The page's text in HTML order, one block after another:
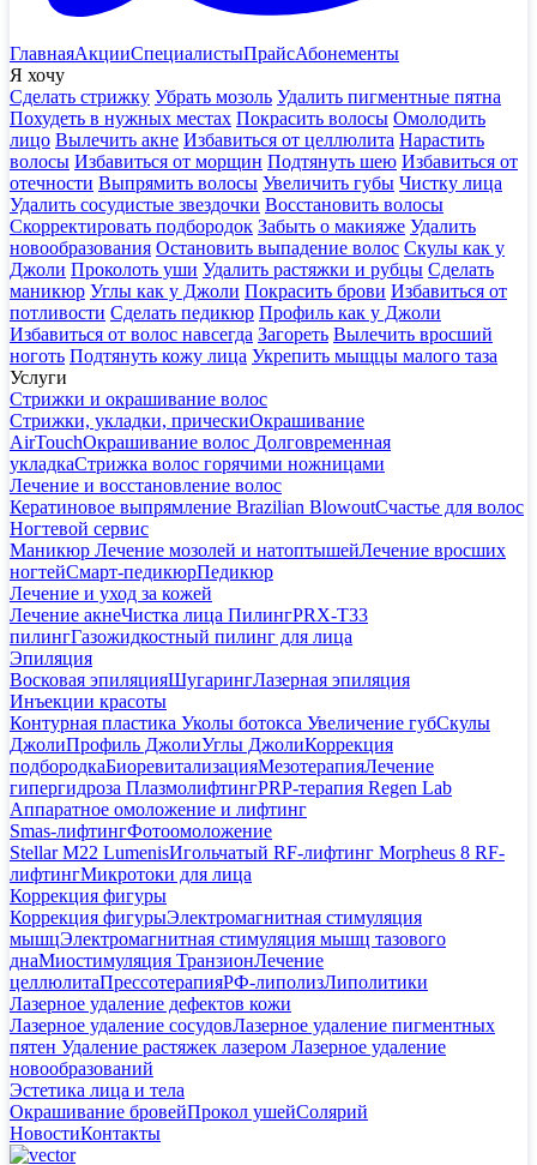
ГлавнаяАкцииСпециалистыПрайсАбонементы
Я хочу
Сделать стрижку Убрать мозоль Удалить пигментные пятна
Похудеть в нужных местах Покрасить волосы Омолодить
лицо Вылечить акне Избавиться от целлюлита Нарастить
волосы Избавиться от морщин Подтянуть шею Избавиться от
отечности Выпрямить волосы Увеличить губы Чистку лица
Удалить сосудистые звездочки Восстановить волосы
Скорректировать подбородок Забыть о макияже Удалить
новообразования Остановить выпадение волос Скулы как у
Джоли Проколоть уши Удалить растяжки и рубцы Сделать
маникюр Углы как у Джоли Покрасить брови Избавиться от
потливости Сделать педикюр Профиль как у Джоли
Избавиться от волос навсегда Загореть Вылечить вросший
ноготь Подтянуть кожу лица Укрепить мыщцы малого таза
Услуги
Стрижки и окрашивание волос
Стрижки, укладки, прическиОкрашивание
AirTouchОкрашивание волос Долговременная
укладкаСтрижка волос горячими ножницами
Лечение и восстановление волос
Кератиновое выпрямление Brazilian BlowoutСчастье для волос
Ногтевой сервис
Маникюр Лечение мозолей и натоптышейЛечение вросших
ногтейСмарт-педикюрПедикюр
Лечение и уход за кожей
Лечение акнеЧистка лица ПилингPRX-T33
пилингГазожидкостный пилинг для лица
Эпиляция
Восковая эпиляцияШугарингЛазерная эпиляция
Инъекции красоты
Контурная пластика Уколы ботокса Увеличение губСкулы
ДжолиПрофиль ДжолиУглы ДжолиКоррекция
подбородкаБиоревитализацияМезотерапияЛечение
гипергидроза ПлазмолифтингPRP-терапия Regen Lab
Аппаратное омоложение и лифтинг
Smas-лифтингФотоомоложение
Stellar M22 LumenisИгольчатый RF-лифтинг Morpheus 8 RF-
лифтингМикротоки для лица
Коррекция фигуры
Коррекция фигурыЭлектромагнитная стимуляция
мышцЭлектромагнитная стимуляция мышц тазового
днаМиостимуляция ТранзионЛечение
целлюлитаПрессотерапияРФ-липолизЛиполитики
Лазерное удаление дефектов кожи
Лазерное удаление сосудовЛазерное удаление пигментных
пятен Удаление растяжек лазером Лазерное удаление
новообразований
Эстетика лица и тела
Окрашивание бровейПрокол ушейСолярий
НовостиКонтакты